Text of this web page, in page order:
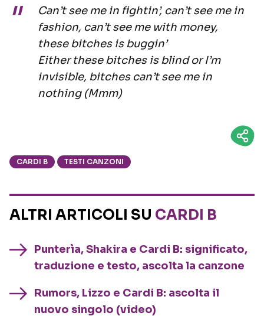
Can’t see me in fightin’, can’t see me in
fashion, can’t see me with money,
these bitches is buggin’
Either these bitches is blind or I’m
invisible, bitches can’t see me in
nothing (Mmm)
CARDI B TESTI CANZONI
ALTRI ARTICOLI SU CARDI B
Punterìa, Shakira e Cardi B: significato,
traduzione e testo, ascolta la canzone
Rumors, Lizzo e Cardi B: ascolta il
nuovo singolo (video)